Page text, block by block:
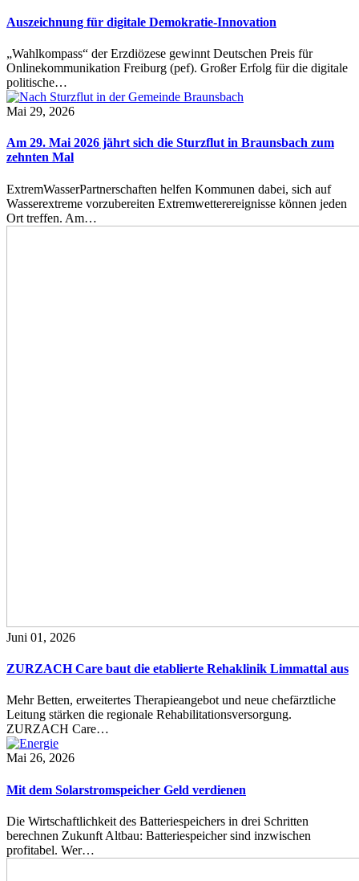
Auszeichnung für digitale Demokratie-Innovation
„Wahlkompass“ der Erzdiözese gewinnt Deutschen Preis für
Onlinekommunikation Freiburg (pef). Großer Erfolg für die digitale
politische…
Mai 29, 2026
Am 29. Mai 2026 jährt sich die Sturzflut in Braunsbach zum
zehnten Mal
ExtremWasserPartnerschaften helfen Kommunen dabei, sich auf
Wasserextreme vorzubereiten Extremwetterereignisse können jeden
Ort treffen. Am…
Juni 01, 2026
ZURZACH Care baut die etablierte Rehaklinik Limmattal aus
Mehr Betten, erweitertes Therapieangebot und neue chefärztliche
Leitung stärken die regionale Rehabilitationsversorgung.
ZURZACH Care…
Mai 26, 2026
Mit dem Solarstromspeicher Geld verdienen
Die Wirtschaftlichkeit des Batteriespeichers in drei Schritten
berechnen Zukunft Altbau: Batteriespeicher sind inzwischen
profitabel. Wer…